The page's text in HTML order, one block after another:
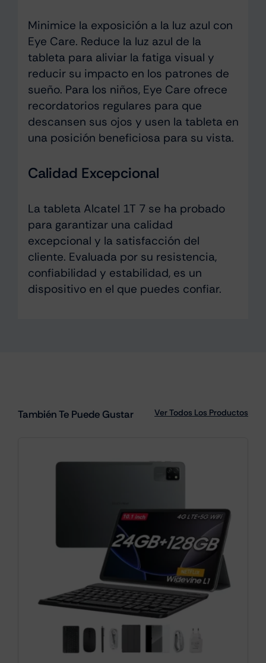
Minimice la exposición a la luz azul con
Eye Care. Reduce la luz azul de la
tableta para aliviar la fatiga visual y
reducir su impacto en los patrones de
sueño. Para los niños, Eye Care ofrece
recordatorios regulares para que
descansen sus ojos y usen la tableta en
una posición beneficiosa para su vista.
Calidad Excepcional
La tableta Alcatel 1T 7 se ha probado
para garantizar una calidad
excepcional y la satisfacción del
cliente. Evaluada por su resistencia,
confiabilidad y estabilidad, es un
dispositivo en el que puedes confiar.
También Te Puede Gustar Ver Todos Los Productos